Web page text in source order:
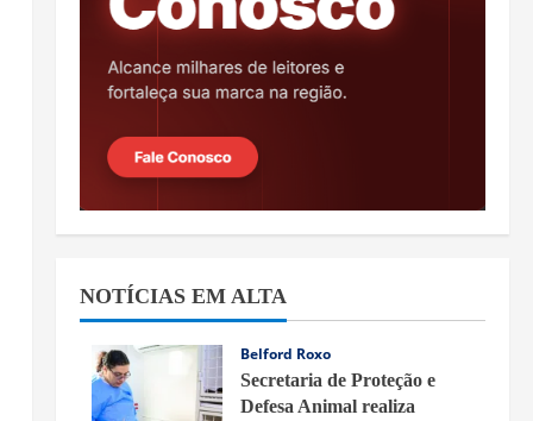
NOTÍCIAS EM ALTA
Belford Roxo
Secretaria de Proteção e
Defesa Animal realiza